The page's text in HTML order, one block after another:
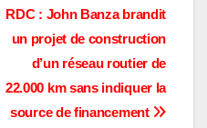
RDC : John Banza brandit
un projet de construction
d’un réseau routier de
22.000 km sans indiquer la
source de financement